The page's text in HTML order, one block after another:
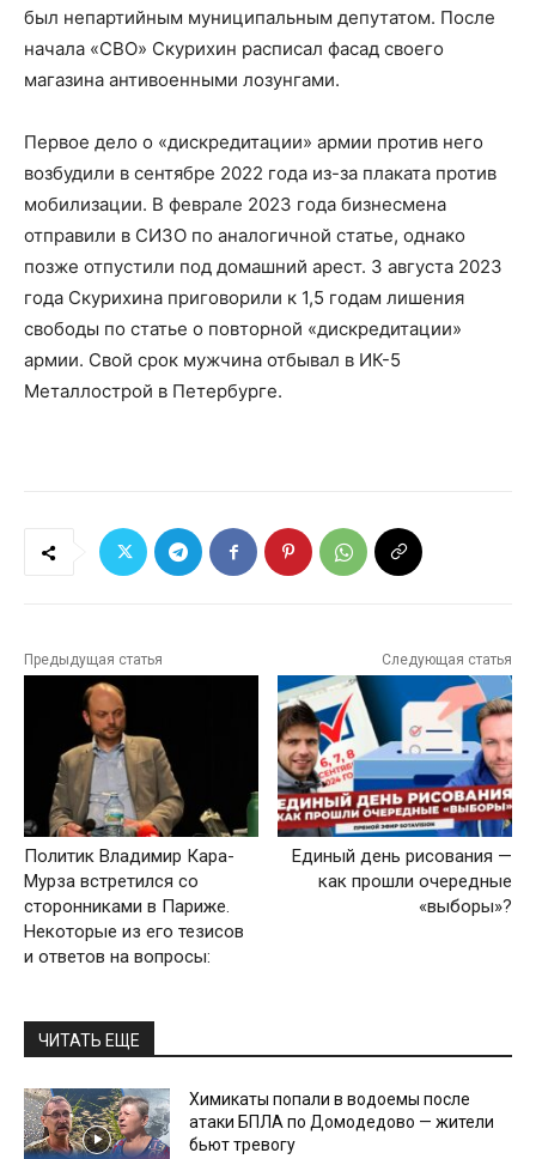
был непартийным муниципальным депутатом. После
начала «СВО» Скурихин расписал фасад своего
магазина антивоенными лозунгами.
Первое дело о «дискредитации» армии против него
возбудили в сентябре 2022 года из-за плаката против
мобилизации. В феврале 2023 года бизнесмена
отправили в СИЗО по аналогичной статье, однако
позже отпустили под домашний арест. 3 августа 2023
года Скурихина приговорили к 1,5 годам лишения
свободы по статье о повторной «дискредитации»
армии. Свой срок мужчина отбывал в ИК-5
Металлострой в Петербурге.
Предыдущая статья
Политик Владимир Кара-
Мурза встретился со
сторонниками в Париже.
Некоторые из его тезисов
и ответов на вопросы:
Следующая статья
Единый день рисования —
как прошли очередные
«выборы»?
ЧИТАТЬ ЕЩЕ
Химикаты попали в водоемы после
атаки БПЛА по Домодедово — жители
бьют тревогу